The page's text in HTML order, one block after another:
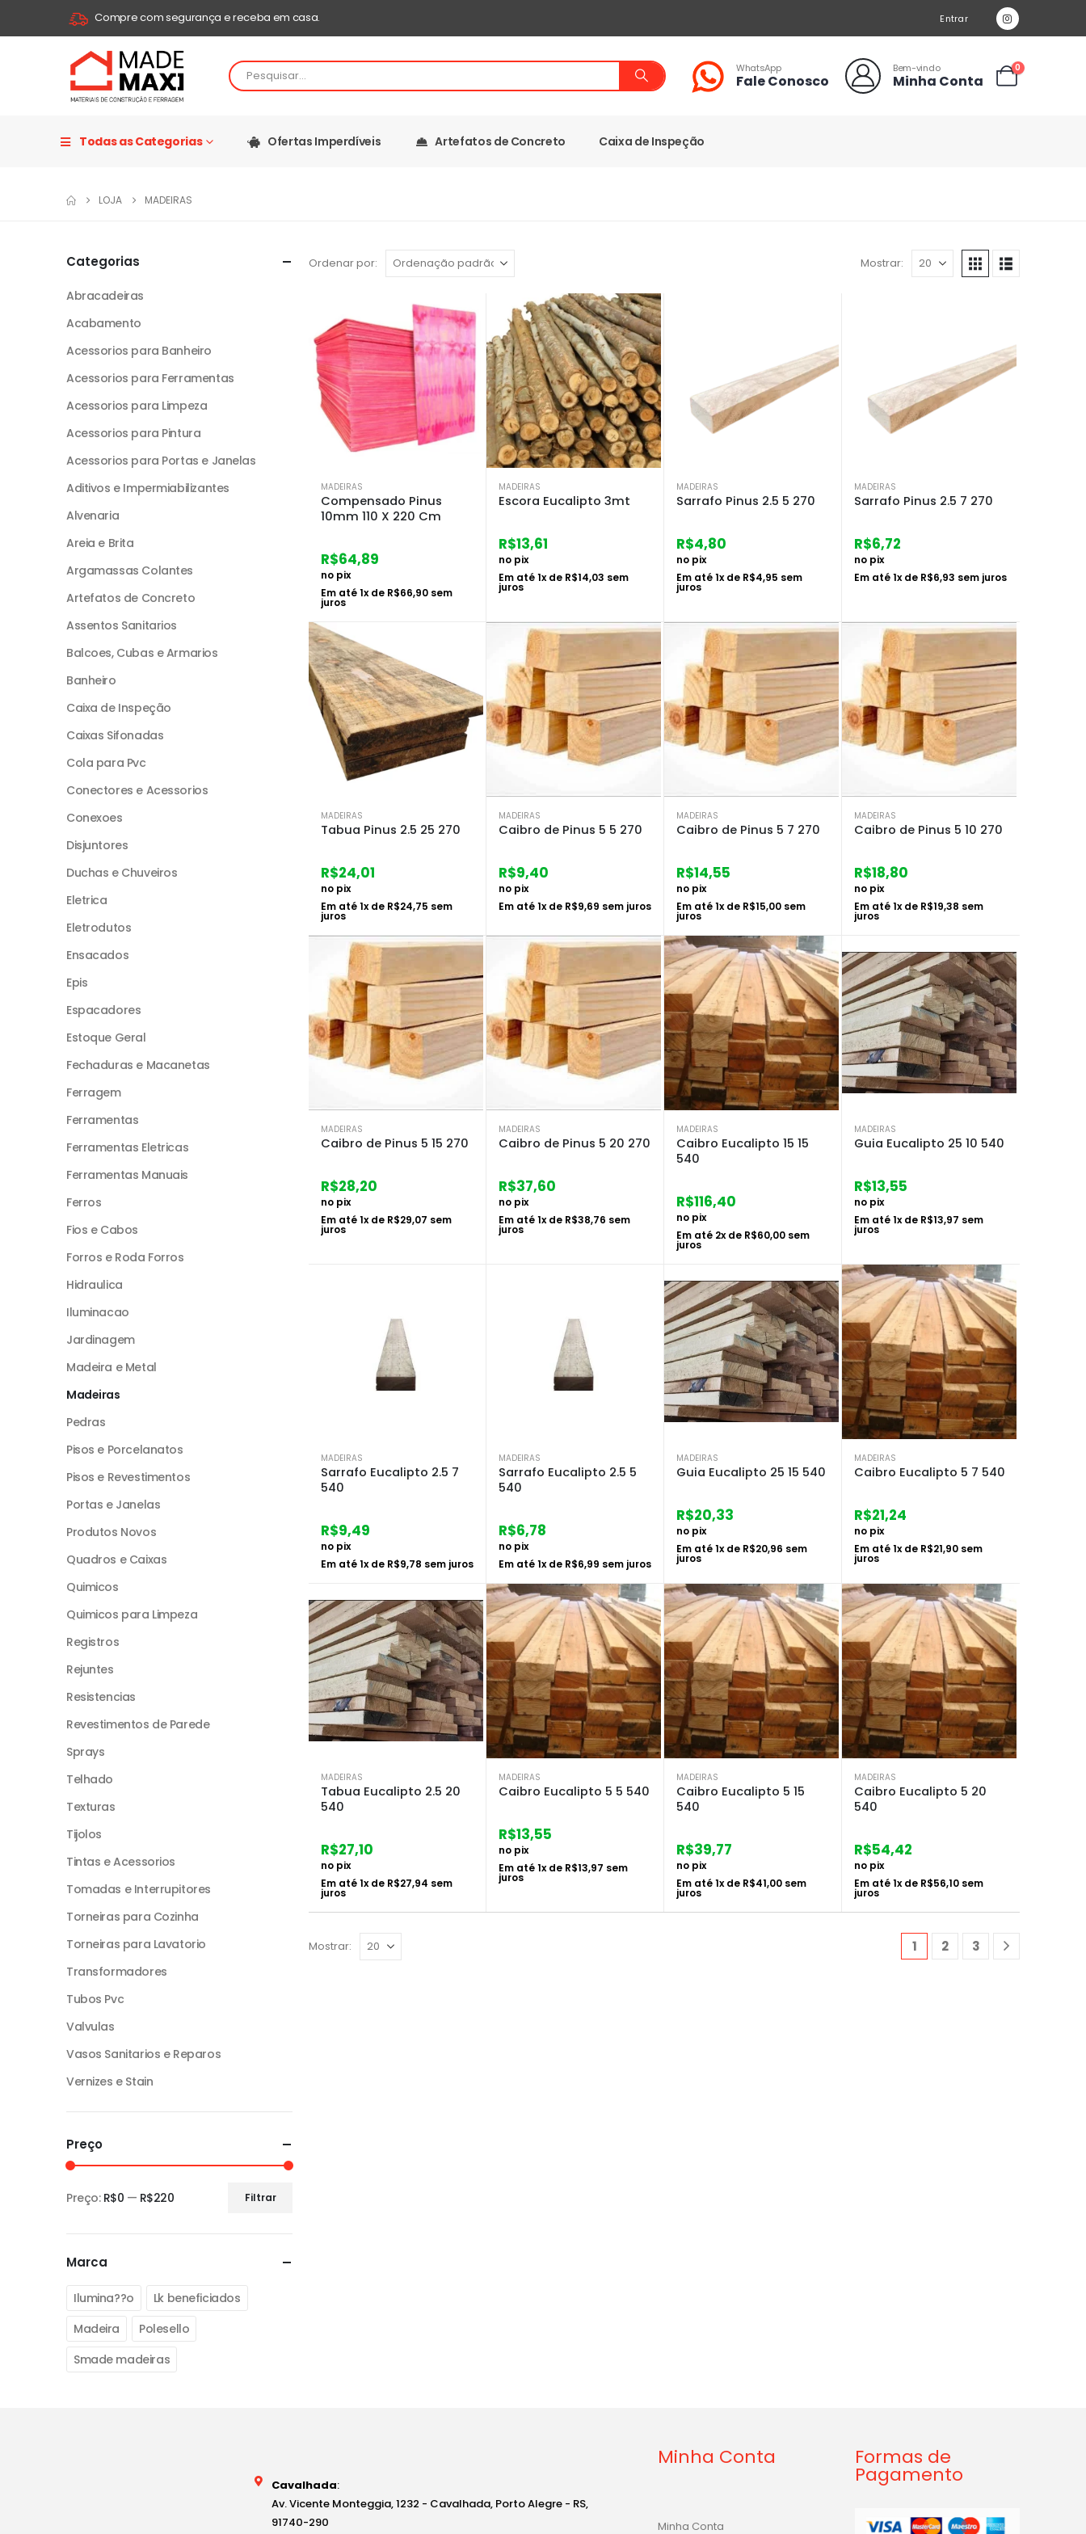
Compre com segurança e receba em casa. Entrar
WhatsApp
Fale Conosco
Bem-vindo
Minha Conta
0
Todas as Categorias Ofertas Imperdíveis Artefatos de Concreto Caixa de Inspeção
LOJA MADEIRAS
Ordenar por: Mostrar:
MADEIRAS
Compensado Pinus
10mm 110 X 220 Cm
R$64,89
no pix
Em até1x de R$66,90 sem
juros
MADEIRAS
Escora Eucalipto 3mt
R$13,61
no pix
Em até1x de R$14,03 sem
juros
MADEIRAS
Sarrafo Pinus 2.5 5 270
R$4,80
no pix
Em até1x de R$4,95 sem
juros
MADEIRAS
Sarrafo Pinus 2.5 7 270
R$6,72
no pix
Em até1x de R$6,93 sem juros
MADEIRAS
Tabua Pinus 2.5 25 270
R$24,01
no pix
Em até1x de R$24,75 sem
juros
MADEIRAS
Caibro de Pinus 5 5 270
R$9,40
no pix
Em até1x de R$9,69 sem juros
MADEIRAS
Caibro de Pinus 5 7 270
R$14,55
no pix
Em até1x de R$15,00 sem
juros
MADEIRAS
Caibro de Pinus 5 10 270
R$18,80
no pix
Em até1x de R$19,38 sem
juros
MADEIRAS
Caibro de Pinus 5 15 270
R$28,20
no pix
Em até1x de R$29,07 sem
juros
MADEIRAS
Caibro de Pinus 5 20 270
R$37,60
no pix
Em até1x de R$38,76 sem
juros
MADEIRAS
Caibro Eucalipto 15 15
540
R$116,40
no pix
Em até 2x de R$60,00 sem
juros
MADEIRAS
Guia Eucalipto 25 10 540
R$13,55
no pix
Em até1x de R$13,97 sem
juros
MADEIRAS
Sarrafo Eucalipto 2.5 7
540
R$9,49
no pix
Em até1x de R$9,78 sem juros
MADEIRAS
Sarrafo Eucalipto 2.5 5
540
R$6,78
no pix
Em até1x de R$6,99 sem juros
MADEIRAS
Guia Eucalipto 25 15 540
R$20,33
no pix
Em até1x de R$20,96 sem
juros
MADEIRAS
Caibro Eucalipto 5 7 540
R$21,24
no pix
Em até1x de R$21,90 sem
juros
MADEIRAS
Tabua Eucalipto 2.5 20
540
R$27,10
no pix
Em até1x de R$27,94 sem
juros
MADEIRAS
Caibro Eucalipto 5 5 540
R$13,55
no pix
Em até1x de R$13,97 sem
juros
MADEIRAS
Caibro Eucalipto 5 15
540
R$39,77
no pix
Em até1x de R$41,00 sem
juros
MADEIRAS
Caibro Eucalipto 5 20
540
R$54,42
no pix
Em até1x de R$56,10 sem
juros
Mostrar: 1 2 3
Categorias
Abracadeiras
Acabamento
Acessorios para Banheiro
Acessorios para Ferramentas
Acessorios para Limpeza
Acessorios para Pintura
Acessorios para Portas e Janelas
Aditivos e Impermiabilizantes
Alvenaria
Areia e Brita
Argamassas Colantes
Artefatos de Concreto
Assentos Sanitarios
Balcoes, Cubas e Armarios
Banheiro
Caixa de Inspeção
Caixas Sifonadas
Cola para Pvc
Conectores e Acessorios
Conexoes
Disjuntores
Duchas e Chuveiros
Eletrica
Eletrodutos
Ensacados
Epis
Espacadores
Estoque Geral
Fechaduras e Macanetas
Ferragem
Ferramentas
Ferramentas Eletricas
Ferramentas Manuais
Ferros
Fios e Cabos
Forros e Roda Forros
Hidraulica
Iluminacao
Jardinagem
Madeira e Metal
Madeiras
Pedras
Pisos e Porcelanatos
Pisos e Revestimentos
Portas e Janelas
Produtos Novos
Quadros e Caixas
Quimicos
Quimicos para Limpeza
Registros
Rejuntes
Resistencias
Revestimentos de Parede
Sprays
Telhado
Texturas
Tijolos
Tintas e Acessorios
Tomadas e Interrupitores
Torneiras para Cozinha
Torneiras para Lavatorio
Transformadores
Tubos Pvc
Valvulas
Vasos Sanitarios e Reparos
Vernizes e Stain
Preço
Filtrar
Preço: R$0 — R$220
Marca
Ilumina??o
Lk beneficiados
Madeira
Polesello
Smade madeiras
Cavalhada:
Av. Vicente Monteggia, 1232 - Cavalhada, Porto Alegre - RS,
91740-290
Minha Conta
Minha Conta
Formas de
Pagamento